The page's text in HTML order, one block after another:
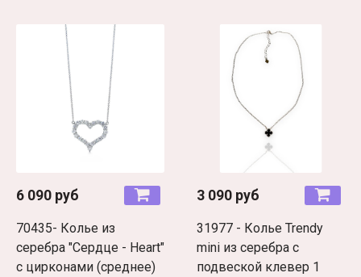
6 090 руб
70435- Колье из
серебра "Сердце - Heart"
с цирконами (среднее)
3 090 руб
31977 - Колье Trendy
mini из серебра с
подвеской клевер 1